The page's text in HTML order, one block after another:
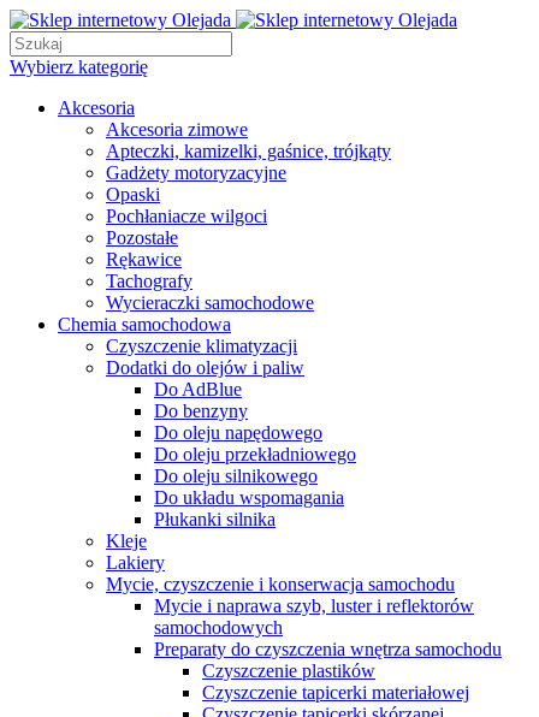
Wybierz kategorię
Akcesoria
Akcesoria zimowe
Apteczki, kamizelki, gaśnice, trójkąty
Gadżety motoryzacyjne
Opaski
Pochłaniacze wilgoci
Pozostałe
Rękawice
Tachografy
Wycieraczki samochodowe
Chemia samochodowa
Czyszczenie klimatyzacji
Dodatki do olejów i paliw
Do AdBlue
Do benzyny
Do oleju napędowego
Do oleju przekładniowego
Do oleju silnikowego
Do układu wspomagania
Płukanki silnika
Kleje
Lakiery
Mycie, czyszczenie i konserwacja samochodu
Mycie i naprawa szyb, luster i reflektorów
samochodowych
Preparaty do czyszczenia wnętrza samochodu
Czyszczenie plastików
Czyszczenie tapicerki materiałowej